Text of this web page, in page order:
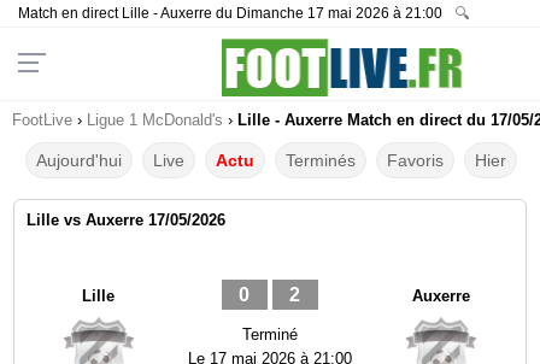
Match en direct Lille - Auxerre du Dimanche 17 mai 2026 à 21:00 🔍
FootLive › Ligue 1 McDonald's › Lille - Auxerre Match en direct du 17/05/
Aujourd'hui Live Actu Terminés Favoris Hier
Lille vs Auxerre 17/05/2026
Lille 0 2
Terminé
Le 17 mai 2026 à 21:00
Auxerre